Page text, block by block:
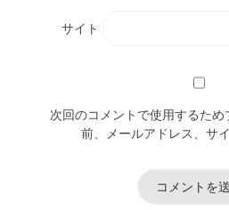
サイト
次回のコメントで使用するた
前、メールアドレス、サ